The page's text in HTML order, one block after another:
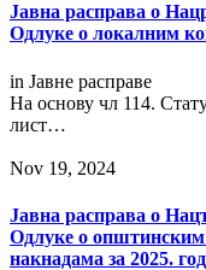
Jавнa расправa о
Одлуке о локалним
in Јавне расправе
На основу чл 114.
лист…
Nov 19, 2024
Jавнa расправa о
Одлуке о
накнадама за 2025.